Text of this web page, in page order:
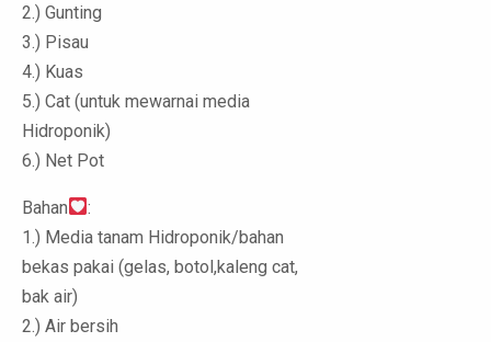
2.) Gunting
3.) Pisau
4.) Kuas
5.) Cat (untuk mewarnai media
Hidroponik)
6.) Net Pot
Bahan
:
1.) Media tanam Hidroponik/bahan
bekas pakai (gelas, botol,kaleng cat,
bak air)
2.) Air bersih